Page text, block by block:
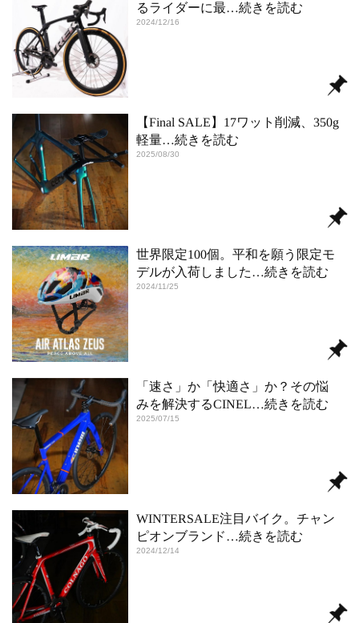
るライダーに最…続きを読む
2024/12/16
【Final SALE】17ワット削減、350g
軽量…続きを読む
2025/08/30
世界限定100個。平和を願う限定モ
デルが入荷しました …続きを読む
2024/11/25
「速さ」か「快適さ」か？その悩
みを解決するCINEL…続きを読む
2025/07/15
WINTERSALE注目バイク。チャン
ピオンブランド …続きを読む
2024/12/14